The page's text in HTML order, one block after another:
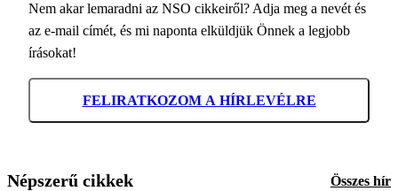
Nem akar lemaradni az NSO cikkeiről? Adja meg a nevét és
az e-mail címét, és mi naponta elküldjük Önnek a legjobb
írásokat!
FELIRATKOZOM A HÍRLEVÉLRE
Népszerű cikkek Összes hír